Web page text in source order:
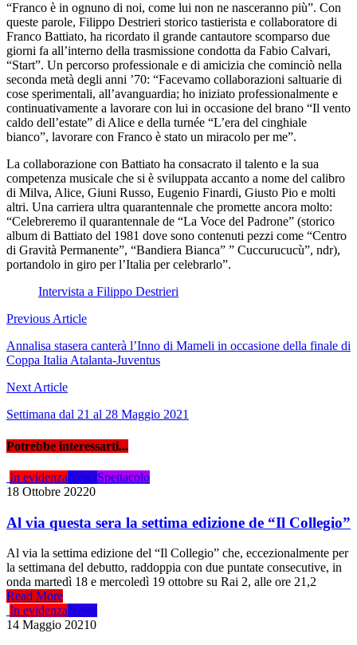
“Franco è in ognuno di noi, come lui non ne nasceranno più”. Con
queste parole, Filippo Destrieri storico tastierista e collaboratore di
Franco Battiato, ha ricordato il grande cantautore scomparso due
giorni fa all’interno della trasmissione condotta da Fabio Calvari,
“Start”. Un percorso professionale e di amicizia che cominciò nella
seconda metà degli anni ’70: “Facevamo collaborazioni saltuarie di
cose sperimentali, all’avanguardia; ho iniziato professionalmente e
continuativamente a lavorare con lui in occasione del brano “Il vento
caldo dell’estate” di Alice e della turnée “L’era del cinghiale
bianco”, lavorare con Franco è stato un miracolo per me”.
La collaborazione con Battiato ha consacrato il talento e la sua
competenza musicale che si è sviluppata accanto a nome del calibro
di Milva, Alice, Giuni Russo, Eugenio Finardi, Giusto Pio e molti
altri. Una carriera ultra quarantennale che promette ancora molto:
“Celebreremo il quarantennale de “La Voce del Padrone” (storico
album di Battiato del 1981 dove sono contenuti pezzi come “Centro
di Gravità Permanente”, “Bandiera Bianca” ” Cuccurucucù”, ndr),
portandolo in giro per l’Italia per celebrarlo”.
Intervista a Filippo Destrieri
Navigazione
articoli
Previous Article
Annalisa stasera canterà l’Inno di Mameli in occasione della finale di
Coppa Italia Atalanta-Juventus
Next Article
Settimana dal 21 al 28 Maggio 2021
Potrebbe interessarti...
In evidenzaNewsSpettacolo
18 Ottobre 20220
Al via questa sera la settima edizione de “Il Collegio”
Al via la settima edizione del “Il Collegio” che, eccezionalmente per
la settimana del debutto, raddoppia con due puntate consecutive, in
onda martedì 18 e mercoledì 19 ottobre su Rai 2, alle ore 21,2
Read More
In evidenzaNews
14 Maggio 20210